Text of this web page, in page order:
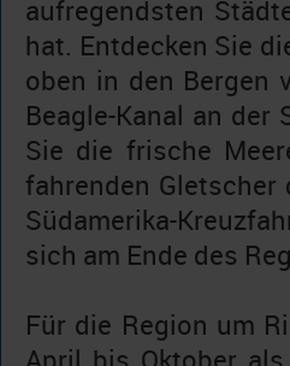
aufregendsten
hat. Entdecken Sie
oben in den Bergen
Beagle-Kanal an der
Sie die frische
fahrenden Gletscher
Südamerika-
sich am Ende des
Für die Region um